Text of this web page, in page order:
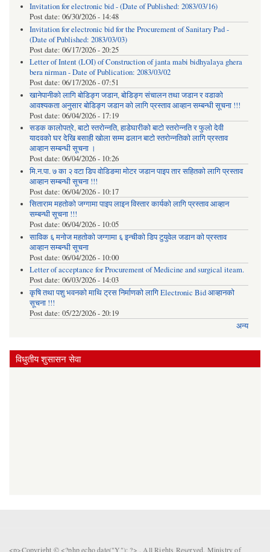
Invitation for electronic bid - (Date of Published: 2083/03/16)
Post date: 06/30/2026 - 14:48
Invitation for electronic bid for the Procurement of Sanitary Pad -
(Date of Published: 2083/03/03)
Post date: 06/17/2026 - 20:25
Letter of Intent (LOI) of Construction of janta mabi bidhyalaya ghera
bera nirman - Date of Publication: 2083/03/02
Post date: 06/17/2026 - 07:51
खानेपानीको लागि बोडिङ्ग जडान, बोडिङ्ग संचालन तथा जडान र वडाको
आवश्यकता अनुसार बोडिङ्ग जडान को लागि प्रस्ताव आव्हान सम्बन्धी सूचना !!!
Post date: 06/04/2026 - 17:19
सडक कालोपत्रे, बाटो स्तरोन्नति, हाडेघारीको बाटो स्तरोन्नति र फुलो देवी
यादवको घर देखि बसाही खोला सम्म ढलान बाटो स्तरोन्नतिको लागि प्रस्ताव
आव्हान सम्बन्धी सूचना ।
Post date: 06/04/2026 - 10:26
मि.न.पा. ७ का २ वटा डिप वोडिङमा मोटर जडान पाइप तार सहितको लागि प्रस्ताव
आव्हान सम्बन्धी सूचना !!!
Post date: 06/04/2026 - 10:17
सिताराम महतोको जग्गामा पाइप लाइन विस्तार कार्यको लागि प्रस्ताव आव्हान
सम्बन्धी सूचना !!!
Post date: 06/04/2026 - 10:05
साविक ६ मनोज महतोको जग्गामा ६ इन्चीको डिप टुयुवेल जडान को प्रस्ताव
आव्हान सम्बन्धी सूचना
Post date: 06/04/2026 - 10:00
Letter of acceptance for Procurement of Medicine and surgical iteam.
Post date: 06/03/2026 - 14:03
कृषि तथा पशु भवनको माथि ट्रस निर्माणको लागि Electronic Bid आव्हानको
सूचना !!!
Post date: 05/22/2026 - 20:19
अन्य
विधुतीय शुसासन सेवा
<p>Copyright © <?php echo date("Y"); ?> . All Rights Reserved. Ministry of